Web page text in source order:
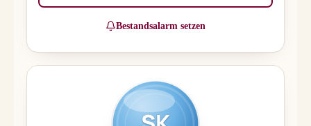
Bestandsalarm setzen